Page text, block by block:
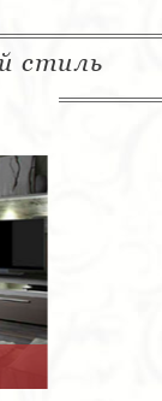
стиль